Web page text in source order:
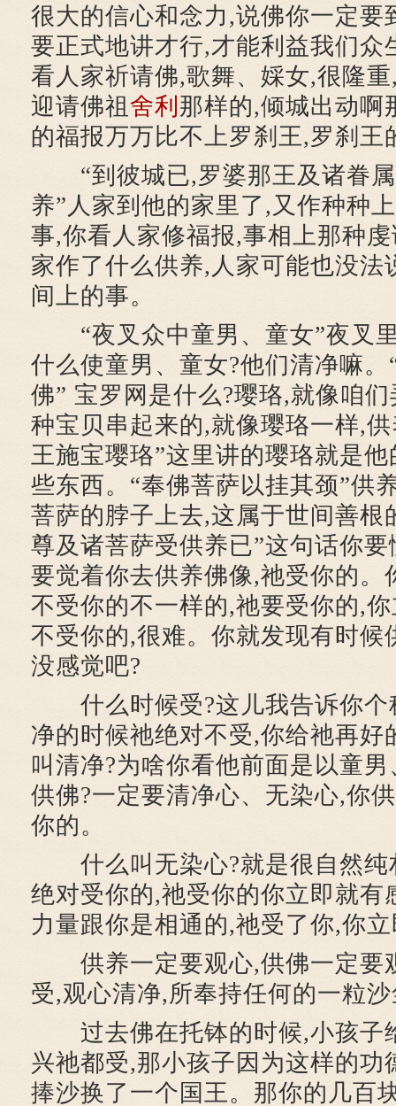
很大的信心和念力,说佛你一定要
要正式地讲才行,才能利益我们众
看人家祈请佛,歌舞、婇女,很隆
迎请佛祖 舍利 那样的,倾城出动啊
的福报万万比不上罗刹王,罗刹王
“到彼城已,罗婆那王及诸眷属
养”人家到他的家里了,又作种种
事,你看人家修福报,事相上那种
家作了什么供养,人家可能也没法
间上的事。
“夜叉众中童男、童女”夜叉
什么使童男、童女?他们清净嘛
佛” 宝罗网是什么?璎珞,就像咱
种宝贝串起来的,就像璎珞一样,
王施宝璎珞”这里讲的璎珞就是
些东西。“奉佛菩萨以挂其颈”供
菩萨的脖子上去,这属于世间善根
尊及诸菩萨受供养已”这句话你
要觉着你去供养佛像,祂受你的。
不受你的不一样的,祂要受你的,
不受你的,很难。你就发现有时候
没感觉吧?
什么时候受?这儿我告诉你个
净的时候祂绝对不受,你给祂再好
叫清净?为啥你看他前面是以童
供佛?一定要清净心、无染心,你
你的。
什么叫无染心?就是很自然纯
绝对受你的,祂受你的你立即就有
力量跟你是相通的,祂受了你,你
供养一定要观心,供佛一定要
受,观心清净,所奉持任何的一粒
过去佛在托钵的时候,小孩子
兴祂都受,那小孩子因为这样的功
捧沙换了一个国王。那你的几百